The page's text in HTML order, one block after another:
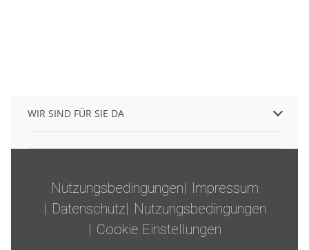
WIR SIND FÜR SIE DA
Nutzungsbedingungen
Impressum
Datenschutz
Nutzungsbedingungen
Cookie Einstellungen